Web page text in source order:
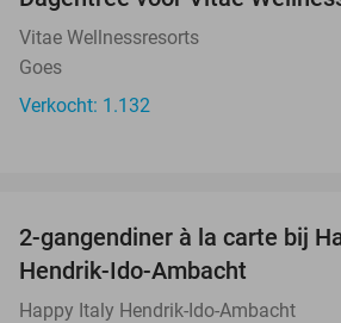
Vitae Wellnessresorts
Goes
Verkocht: 1.132
2-gangendiner à la carte bij
Hendrik-Ido-Ambacht
Happy Italy Hendrik-Ido-Ambacht